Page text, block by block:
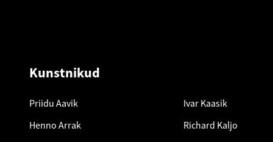
Kunstnikud
Priidu Aavik
Henno Arrak
Ivar Kaasik
Richard Kaljo